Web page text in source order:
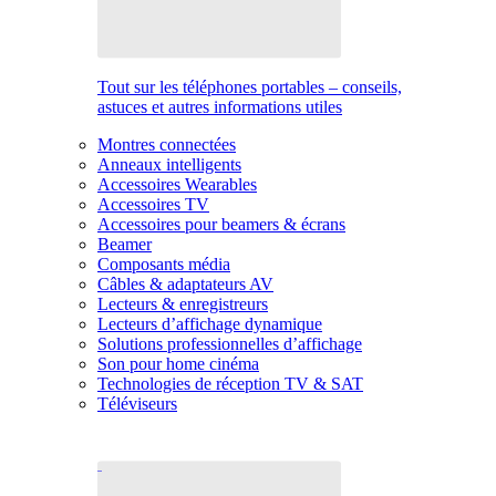
Tout sur les téléphones portables – conseils,
astuces et autres informations utiles
Montres connectées
Anneaux intelligents
Accessoires Wearables
Accessoires TV
Accessoires pour beamers & écrans
Beamer
Composants média
Câbles & adaptateurs AV
Lecteurs & enregistreurs
Lecteurs d’affichage dynamique
Solutions professionnelles d’affichage
Son pour home cinéma
Technologies de réception TV & SAT
Téléviseurs